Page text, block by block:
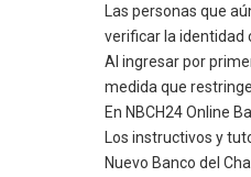
Las personas que
verificar la identidad
Al ingresar por
medida que
En NBCH24 Online
Los instructivos y
Nuevo Banco del